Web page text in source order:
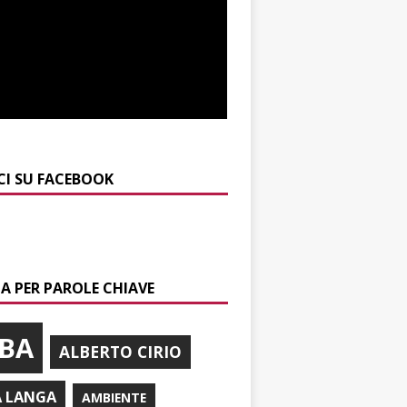
SU FACEBOOK
PER PAROLE CHIAVE
ALBERTO CIRIO
LANGA AMBIENTE